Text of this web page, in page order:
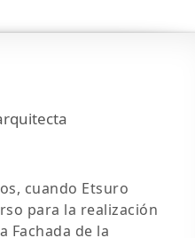
cuando Etsuro
para la realización
Fachada de la